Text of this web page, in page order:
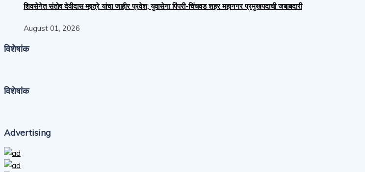
शिवसेनेत संतोष देवीदास म्हात्रे यांचा जाहीर प्रवेश; युवासेना पिंपरी-चिंचवड शहर महानगर प्रमुखपदाची जबाबदारी
August 01, 2026
विशेषांक
विशेषांक
Advertising